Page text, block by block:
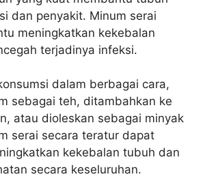
dan penyakit. Minum serai
meningkatkan kekebalan
terjadinya infeksi.
dalam berbagai cara,
sebagai teh, ditambahkan ke
atau dioleskan sebagai minyak
serai secara teratur dapat
kekebalan tubuh dan
secara keseluruhan.